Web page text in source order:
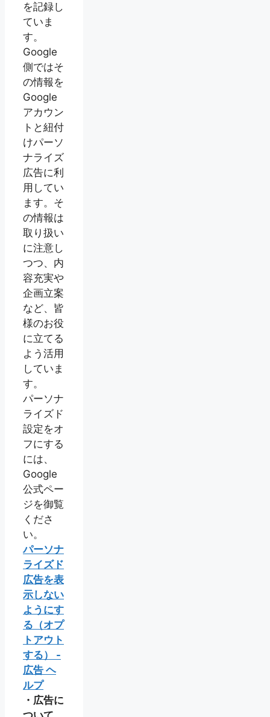
を記録し
ていま
す。
Google
側ではそ
の情報を
Google
アカウン
トと紐付
けパーソ
ナライズ
広告に利
用してい
ます。そ
の情報は
取り扱い
に注意し
つつ、内
容充実や
企画立案
など、皆
様のお役
に立てる
よう活用
していま
す。
パーソナ
ライズド
設定をオ
フにする
には、
Google
公式ペー
ジを御覧
くださ
い。
パーソナ
ライズド
広告を表
示しない
ようにす
る（オプ
トアウト
する） -
広告 ヘ
ルプ
・広告に